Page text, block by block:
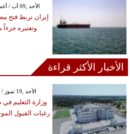
GMT 11:48 2026 الأحد ,09 آب / أغسطس
إيران تربط فتح
وتعتبره جزءاً
الأخبار الأكثر قراءة
GMT 21:39 2026 الأحد ,19 تموز / يوليو
وزارة التعليم